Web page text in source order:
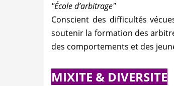
"École d’arbitrage"
Conscient des difficultés
soutenir la formation des
des comportements et des
MIXITE & DIVERSITE